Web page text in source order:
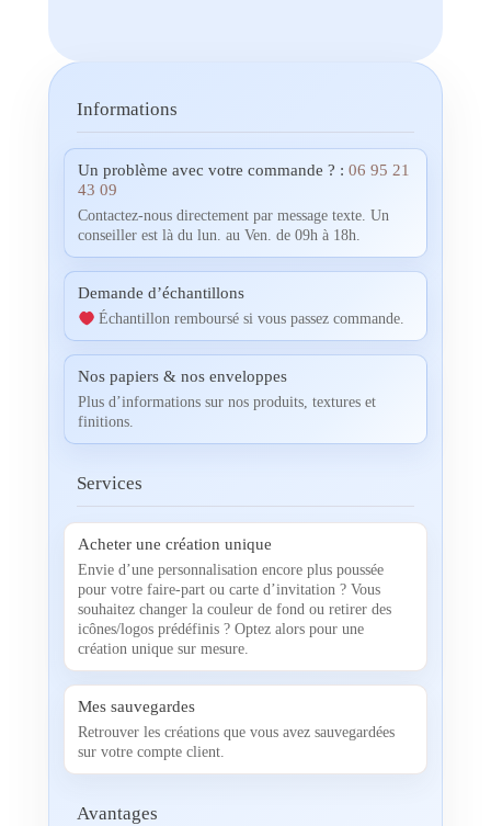
Informations
Un problème avec votre commande ? : 06 95 21
43 09
Contactez-nous directement par message texte. Un
conseiller est là du lun. au Ven. de 09h à 18h.
Demande d’échantillons
Échantillon remboursé si vous passez commande.
Nos papiers & nos enveloppes
Plus d’informations sur nos produits, textures et
finitions.
Services
Acheter une création unique
Envie d’une personnalisation encore plus poussée
pour votre faire-part ou carte d’invitation ? Vous
souhaitez changer la couleur de fond ou retirer des
icônes/logos prédéfinis ? Optez alors pour une
création unique sur mesure.
Mes sauvegardes
Retrouver les créations que vous avez sauvegardées
sur votre compte client.
Avantages